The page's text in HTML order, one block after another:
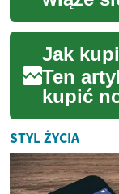
— od
formę
Ten
kupić
bez
STYL ŻYCIA